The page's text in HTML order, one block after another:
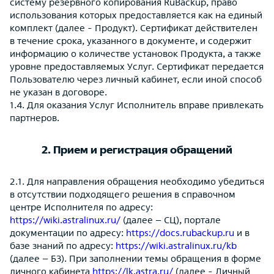
систему резервного копирования RuBackup, право
использования которых предоставляется как на единый
комплект (далее - Продукт). Сертификат действителен
в течение срока, указанного в документе, и содержит
информацию о количестве установок Продукта, а также
уровне предоставляемых Услуг. Сертификат передается
Пользователю через личный кабинет, если иной способ
не указан в договоре.
1.4. Для оказания Услуг Исполнитель вправе привлекать
партнеров.
2. Прием и регистрация обращений
2.1. Для направления обращения необходимо убедиться
в отсутствии подходящего решения в справочном
центре Исполнителя по адресу:
https://wiki.astralinux.ru/ (далее – СЦ), портале
документации по адресу: https://docs.rubackup.ru и в
базе знаний по адресу: https://wiki.astralinux.ru/kb
(далее – БЗ). При заполнении темы обращения в форме
личного кабинета https://lk.astra.ru/ (далее - Личный